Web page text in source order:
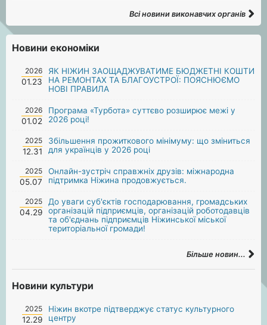
Всі новини виконавчих органів
Новини економіки
2026
01.23
ЯК НІЖИН ЗАОЩАДЖУВАТИМЕ БЮДЖЕТНІ КОШТИ
НА РЕМОНТАХ ТА БЛАГОУСТРОЇ: ПОЯСНЮЄМО
НОВІ ПРАВИЛА
2026
01.02
Програма «Турбота» суттєво розширює межі у
2026 році!
2025
12.31
Збільшення прожиткового мінімуму: що зміниться
для українців у 2026 році
2025
05.07
Онлайн-зустріч справжніх друзів: міжнародна
підтримка Ніжина продовжується.
2025
04.29
До уваги суб'єктів господарювання, громадських
організацій підприємців, організацій роботодавців
та об'єднань підприємців Ніжинської міської
територіальної громади!
Більше новин...
Новини культури
2025
12.29
Ніжин вкотре підтверджує статус культурного
центру